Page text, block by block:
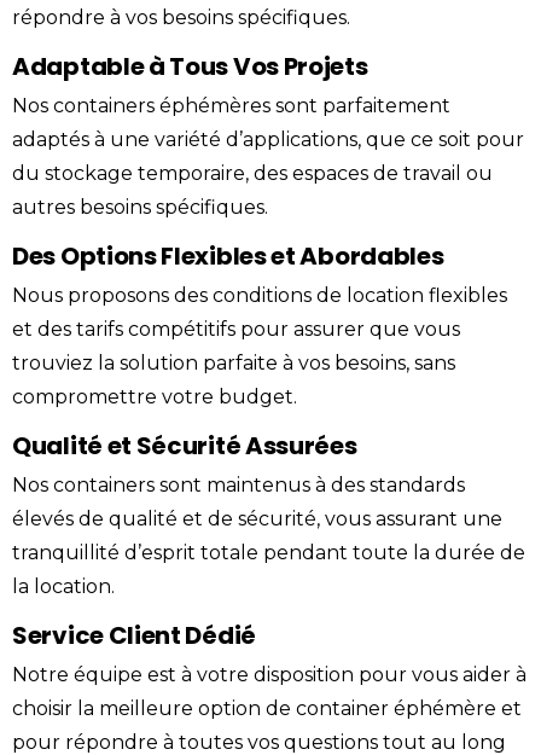
répondre à vos besoins spécifiques.
Adaptable à Tous Vos Projets
Nos containers éphémères sont parfaitement
adaptés à une variété d’applications, que ce soit pour
du stockage temporaire, des espaces de travail ou
autres besoins spécifiques.
Des Options Flexibles et Abordables
Nous proposons des conditions de location flexibles
et des tarifs compétitifs pour assurer que vous
trouviez la solution parfaite à vos besoins, sans
compromettre votre budget.
Qualité et Sécurité Assurées
Nos containers sont maintenus à des standards
élevés de qualité et de sécurité, vous assurant une
tranquillité d’esprit totale pendant toute la durée de
la location.
Service Client Dédié
Notre équipe est à votre disposition pour vous aider à
choisir la meilleure option de container éphémère et
pour répondre à toutes vos questions tout au long